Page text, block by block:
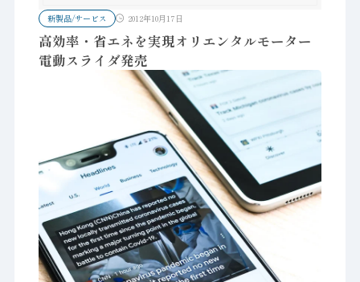
新製品/サービス 2012年10月17日
高効率・省エネを実現オリエンタルモーター
電動スライダ発売